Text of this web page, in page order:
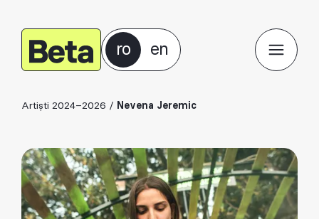
ro en
Artiști 2024–2026 / Nevena Jeremic